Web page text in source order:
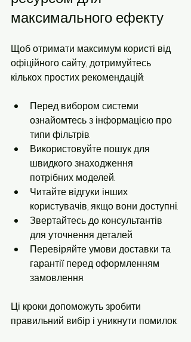
максимального ефекту
Щоб отримати максимум користі від
офіційного сайту, дотримуйтесь
кількох простих рекомендацій:
Перед вибором системи
ознайомтесь з інформацією про
типи фільтрів.
Використовуйте пошук для
швидкого знаходження
потрібних моделей.
Читайте відгуки інших
користувачів, якщо вони доступні.
Звертайтесь до консультантів
для уточнення деталей.
Перевіряйте умови доставки та
гарантії перед оформленням
замовлення.
Ці кроки допоможуть зробити
правильний вибір і уникнути помилок.